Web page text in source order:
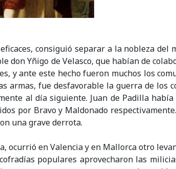
consiguió separar a la nobleza
don Yñigo de Velasco, que habían de
y ante este hecho fueron muchos los
armas, fue desfavorable la guerra de los
al día siguiente. Juan de Padilla
por Bravo y Maldonado
una grave derrota.
ocurrió en Valencia y en Mallorca otro
populares aprovecharon las